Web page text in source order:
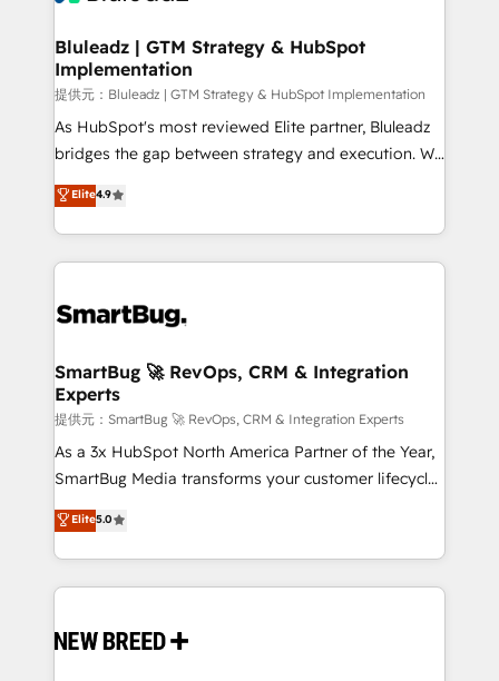
を、CRMを軸とした全社共通基盤に再構築します。意
思決定者・PMO・現場担当者に並走します。 1️⃣
HubSpot導入・活用支援 顧客データの一元化から、
GTMの見える化・自動化まで。全Hub統合運用、デー
タ品質設計、グループ横断のCRM統合に対応します。
の一部をAIが自律実行する組織への移行を設計・実装。
Breeze・Claude等をHubSpotと連携させ、役割定義・
革を、構想から実装・定着までPMOとして主導。「設
の統合・浸透・変革管理を実行します。 ▸ CMS戦略設
計・構築：リード獲得・CVR・SEOを前提にした情報設
計・導線設計・テンプレート設計をContent Hubで一体
提供。 ▸ 既存CRM・MAからの移行支援：Salesforce・
Marketo・Pardot等からの移行、カスタム設計、履歴
Perplexity等のAI検索からの流入・引用を前提にコンテ
ンツとサイト構造を最適化。 🏆 なぜ100incを選ぶの
ISO9001:2015 取得 ✓ 400社以上の導入実績 ✓
HubSpot大百科 出版 CRM・AI活用に関するご相談、現
Bluleadz | GTM Strategy & HubSpot
Implementation
提供元：Bluleadz | GTM Strategy & HubSpot Implementation
As HubSpot's most reviewed Elite partner, Bluleadz
bridges the gap between strategy and execution. We
don't just "set up tools" — we install the GTM
Operating System (GTM OS) to align your leadership
and engineer a portal that drives predictable
revenue velocity. 🚀 GTM Strategy & Alignment
stalling growth. Fix your ICP, Math, and Story to stop
Scalable Architecture: Zero-technical-debt setup
across all Hubs, validated by our 7 HubSpot
Accreditations. AI-Powered RevOps: Breeze AI,
custom AI agents, and high-integrity migrations for
total reporting clarity. Security & Compliance: SOC 2
security. 🏆 Why Bluleadz? GTM OS Partner | 16+
Years Experience | 1,000+ Five-Star Reviews
Elite4.9
SmartBug 🚀 RevOps, CRM & Integration
Experts
提供元：SmartBug 🚀 RevOps, CRM & Integration Experts
As a 3x HubSpot North America Partner of the Year,
SmartBug Media transforms your customer lifecycle
into a revenue engine. Our unified ecosystem
includes specialized divisions Globalia (AI &
Software) and Point Success Media (Paid Media),
making this the official home for all three brands. 🔄
and system integrations powered by Globalia’s
Elite5.0